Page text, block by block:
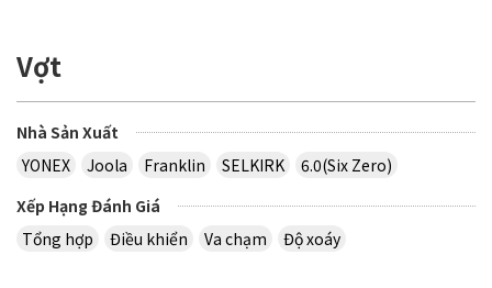
Vợt
Nhà Sản Xuất
YONEX
Joola Franklin SELKIRK
6.0(Six Zero)
Xếp Hạng Đánh Giá
Tổng hợp
Điều khiển Va chạm Độ xoáy